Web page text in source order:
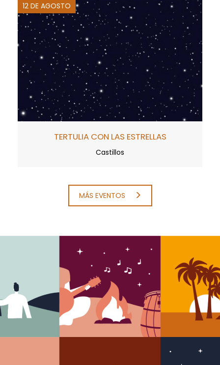
12 DE AGOSTO
TERTULIA CON LAS ESTRELLAS
Castillos
MÁS EVENTOS